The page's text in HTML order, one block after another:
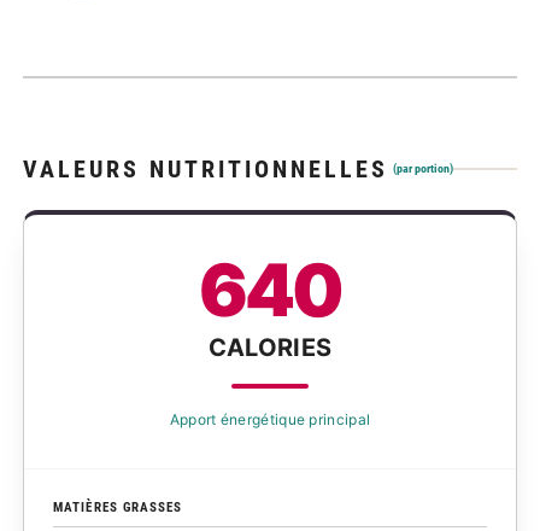
VALEURS NUTRITIONNELLES (par portion)
640
CALORIES
Apport énergétique principal
MATIÈRES GRASSES